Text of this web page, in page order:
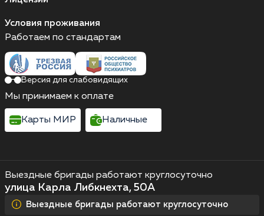
Условия проживания
Выездные бригады работают круглосуточно
улица Карла Либкнехта, 50А
Выездные бригады работают круглосуточно
Работаем по стандартам
Версия для слабовидящих
Мы принимаем к оплате
Карты МИР Наличные